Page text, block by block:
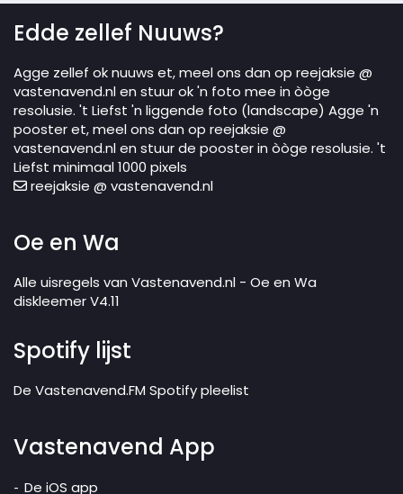
Edde zellef Nuuws?
Agge zellef ok nuuws et, meel ons dan op reejaksie @
vastenavend.nl en stuur ok 'n foto mee in òòge
resolusie. 't Liefst 'n liggende foto (landscape) Agge 'n
pooster et, meel ons dan op reejaksie @
vastenavend.nl en stuur de pooster in òòge resolusie. 't
Liefst minimaal 1000 pixels
reejaksie @ vastenavend.nl
Oe en Wa
Alle uisregels van Vastenavend.nl - Oe en Wa
diskleemer V4.11
Spotify lijst
De Vastenavend.FM Spotify pleelist
Vastenavend App
De iOS app